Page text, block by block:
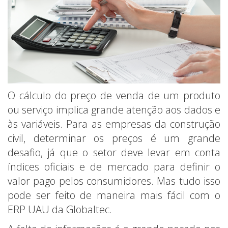
O cálculo do preço de venda de um produto
ou serviço implica grande atenção aos dados e
às variáveis. Para as empresas da construção
civil, determinar os preços é um grande
desafio, já que o setor deve levar em conta
índices oficiais e de mercado para definir o
valor pago pelos consumidores. Mas tudo isso
pode ser feito de maneira mais fácil com o
ERP UAU da Globaltec.